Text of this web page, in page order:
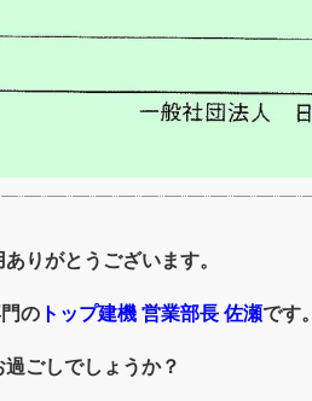
りがとうございます。
の トップ建機 営業部長 佐瀬です。
過ごしでしょうか？